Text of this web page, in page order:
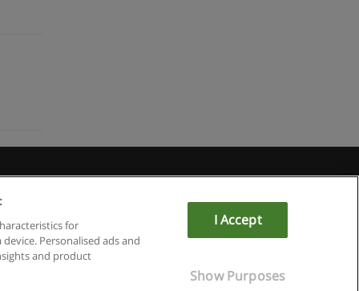
for
Personalised ads and
and product
I Accept
Show Purposes